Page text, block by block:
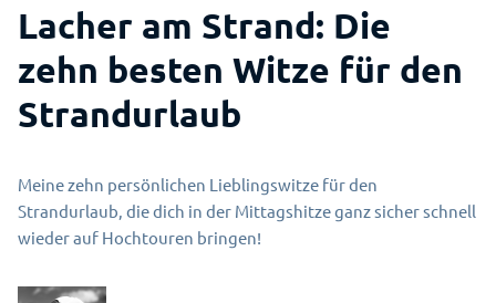
Lacher am Strand: Die
zehn besten Witze für den
Strandurlaub
Meine zehn persönlichen Lieblingswitze für den
Strandurlaub, die dich in der Mittagshitze ganz sicher schnell
wieder auf Hochtouren bringen!